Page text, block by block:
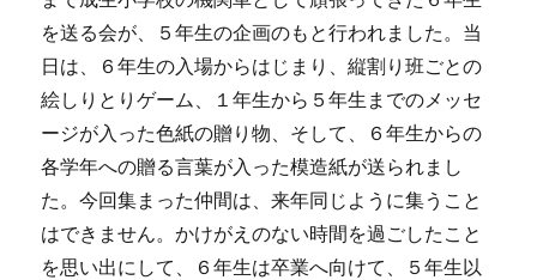
を送る会が、５年生の企画のもと行われました。当
日は、６年生の入場からはじまり、縦割り班ごとの
絵しりとりゲーム、１年生から５年生までのメッセ
ージが入った色紙の贈り物、そして、６年生からの
各学年への贈る言葉が入った模造紙が送られまし
た。今回集まった仲間は、来年同じように集うこと
はできません。かけがえのない時間を過ごしたこと
を思い出にして、６年生は卒業へ向けて、５年生以